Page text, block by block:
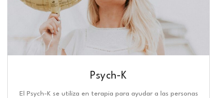
Psych-K
El Psych-K se utiliza en terapia para ayudar a las personas